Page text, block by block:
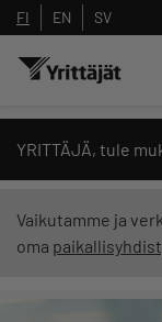
FI EN SV
YRITTÄJÄ, tule
Vaikutamme ja
oma
Hae
Yrittäjien